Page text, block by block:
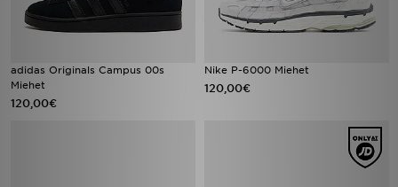
adidas Originals Campus 00s
Miehet
120,00€
Nike P-6000 Miehet
120,00€